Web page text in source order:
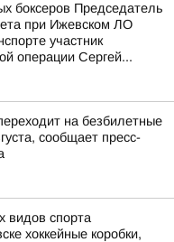
боксеров Председатель
при Ижевском ЛО
участник
операции Сергей...
на безбилетные
сообщает пресс-
видов спорта
хоккейные коробки,